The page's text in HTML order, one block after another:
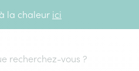
la chaleur ici